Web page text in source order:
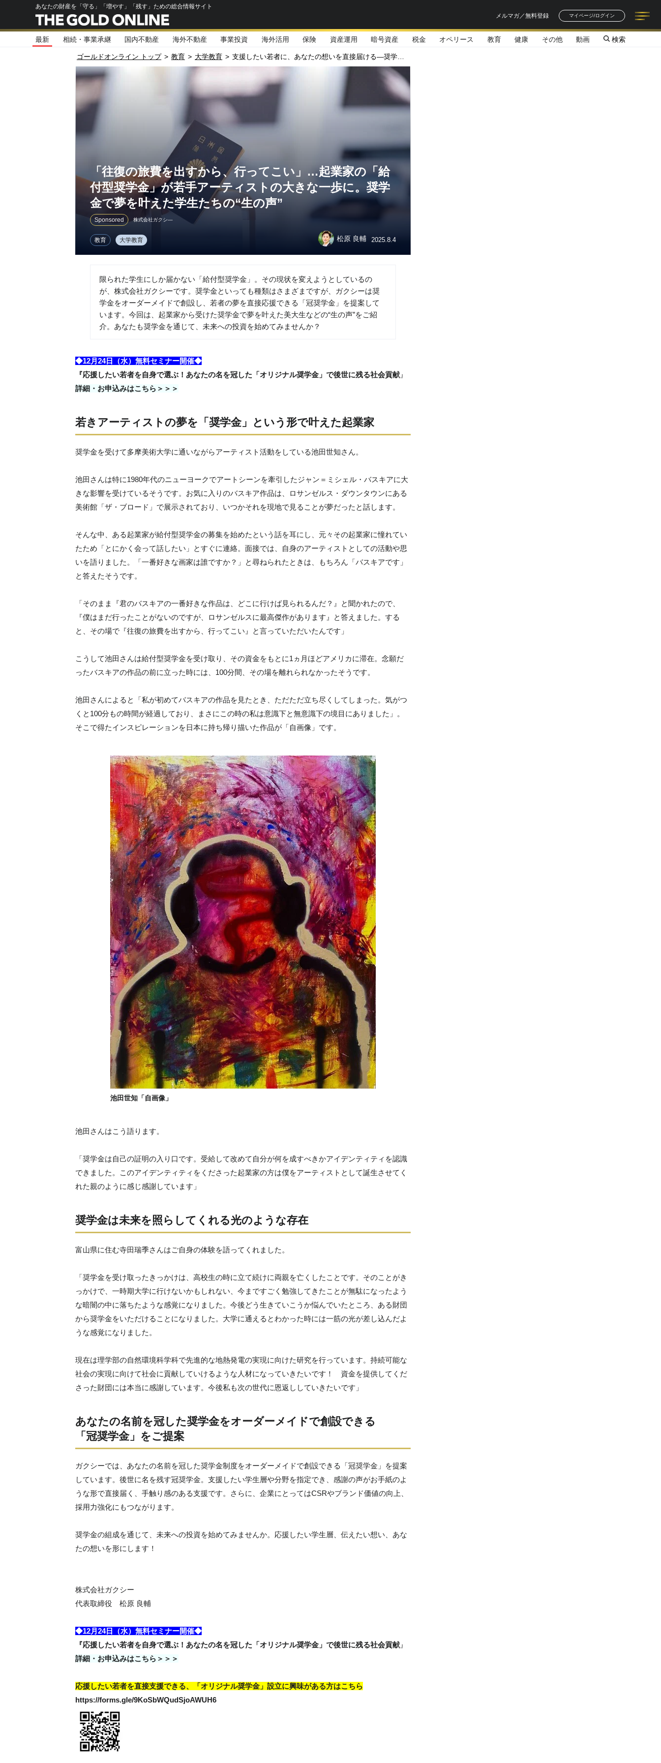
あなたの財産を「守る」「増やす」「残す」ための総合情報サイト
メルマガ／無料登録
マイページ/ログイン
記事一覧
著者一覧
最新 相続・事業承継 国内不動産 海外不動産 事業投資 海外活用 保険 資産運用 暗号資産 税金 オペリース 教育 健康 その他 動画 検索
ゴールドオンライン トップ > 教育 > 大学教育 >
「往復の旅費を出すから、行ってこい」…起業家の「給
付型奨学金」が若手アーティストの大きな一歩に。奨学
金で夢を叶えた学生たちの“生の声”
Sponsored 株式会社ガクシ―
教育 大学教育 松原 良輔 2025.8.4
限られた学生にしか届かない「給付型奨学金」。その現状を変えようとしているの
が、株式会社ガクシーです。奨学金といっても種類はさまざまですが、ガクシーは奨
学金をオーダーメイドで創設し、若者の夢を直接応援できる「冠奨学金」を提案して
います。今回は、起業家から受けた奨学金で夢を叶えた美大生などの“生の声”をご紹
介。あなたも奨学金を通じて、未来への投資を始めてみませんか？
◆12月24日（水）無料セミナー開催◆
『応援したい若者を自身で選ぶ！あなたの名を冠した「オリジナル奨学金」で後世に残る社会貢献 』
詳細・お申込みはこちら＞＞＞
若きアーティストの夢を「奨学金」という形で叶えた起業家
奨学金を受けて多摩美術大学に通いながらアーティスト活動をしている池田世知さん。
池田さんは特に1980年代のニューヨークでアートシーンを牽引したジャン＝ミシェル・バスキアに大
きな影響を受けているそうです。お気に入りのバスキア作品は、ロサンゼルス・ダウンタウンにある
美術館「ザ・ブロード」で展示されており、いつかそれを現地で見ることが夢だったと話します。
そんな中、ある起業家が給付型奨学金の募集を始めたという話を耳にし、元々その起業家に憧れてい
たため「とにかく会って話したい」とすぐに連絡。面接では、自身のアーティストとしての活動や思
いを語りました。「一番好きな画家は誰ですか？」と尋ねられたときは、もちろん「バスキアです」
と答えたそうです。
「そのまま『君のバスキアの一番好きな作品は、どこに行けば見られるんだ？』と聞かれたので、
『僕はまだ行ったことがないのですが、ロサンゼルスに最高傑作があります』と答えました。する
と、その場で『往復の旅費を出すから、行ってこい』と言っていただいたんです」
こうして池田さんは給付型奨学金を受け取り、その資金をもとに1ヵ月ほどアメリカに滞在。念願だ
ったバスキアの作品の前に立った時には、100分間、その場を離れられなかったそうです。
池田さんによると「私が初めてバスキアの作品を見たとき、ただただ立ち尽くしてしまった。気がつ
くと100分もの時間が経過しており、まさにこの時の私は意識下と無意識下の境目にありました」。
そこで得たインスピレーションを日本に持ち帰り描いた作品が「自画像」です。
池田世知「自画像」
池田さんはこう語ります。
「奨学金は自己の証明の入り口です。受給して改めて自分が何を成すべきかアイデンティティを認識
できました。このアイデンティティをくださった起業家の方は僕をアーティストとして誕生させてく
れた親のように感じ感謝しています」
奨学金は未来を照らしてくれる光のような存在
富山県に住む寺田瑞季さんはご自身の体験を語ってくれました。
「奨学金を受け取ったきっかけは、高校生の時に立て続けに両親を亡くしたことです。そのことがき
っかけで、一時期大学に行けないかもしれない、今まですごく勉強してきたことが無駄になったよう
な暗闇の中に落ちたような感覚になりました。今後どう生きていこうか悩んでいたところ、ある財団
から奨学金をいただけることになりました。大学に通えるとわかった時には一筋の光が差し込んだよ
うな感覚になりました。
現在は理学部の自然環境科学科で先進的な地熱発電の実現に向けた研究を行っています。持続可能な
社会の実現に向けて社会に貢献していけるような人材になっていきたいです！ 資金を提供してくだ
さった財団には本当に感謝しています。今後私も次の世代に恩返ししていきたいです」
あなたの名前を冠した奨学金をオーダーメイドで創設できる
「冠奨学金」をご提案
ガクシーでは、あなたの名前を冠した奨学金制度をオーダーメイドで創設できる「冠奨学金」を提案
しています。後世に名を残す冠奨学金。支援したい学生層や分野を指定でき、感謝の声がお手紙のよ
うな形で直接届く、手触り感のある支援です。さらに、企業にとってはCSRやブランド価値の向上、
採用力強化にもつながります。
奨学金の組成を通じて、未来への投資を始めてみませんか。応援したい学生層、伝えたい想い、あな
たの想いを形にします！
株式会社ガクシー
代表取締役 松原 良輔
◆12月24日（水）無料セミナー開催◆
『応援したい若者を自身で選ぶ！あなたの名を冠した「オリジナル奨学金」で後世に残る社会貢献 』
詳細・お申込みはこちら＞＞＞
応援したい若者を直接支援できる、
「オリジナル奨学金」設立に興味がある方はこちら
https://forms.gle/9KoSbWQudSjoAWUH6